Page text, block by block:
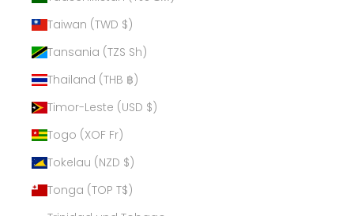
Taiwan (TWD $)
Tansania (TZS Sh)
Thailand (THB ฿)
Timor-Leste (USD $)
Togo (XOF Fr)
Tokelau (NZD $)
Tonga (TOP T$)